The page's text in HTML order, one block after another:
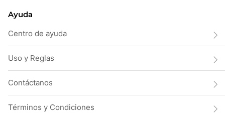
Ayuda
Centro de ayuda
Uso y Reglas
Contáctanos
Términos y Condiciones